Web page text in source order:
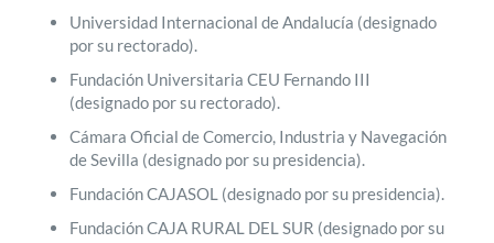
Universidad Internacional de Andalucía (designado
por su rectorado).
Fundación Universitaria CEU Fernando III
(designado por su rectorado).
Cámara Oficial de Comercio, Industria y Navegación
de Sevilla (designado por su presidencia).
Fundación CAJASOL (designado por su presidencia).
Fundación CAJA RURAL DEL SUR (designado por su